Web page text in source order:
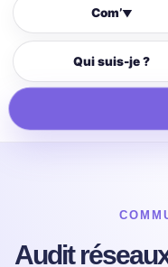
Com’▼
Qui suis-je ?
Audit